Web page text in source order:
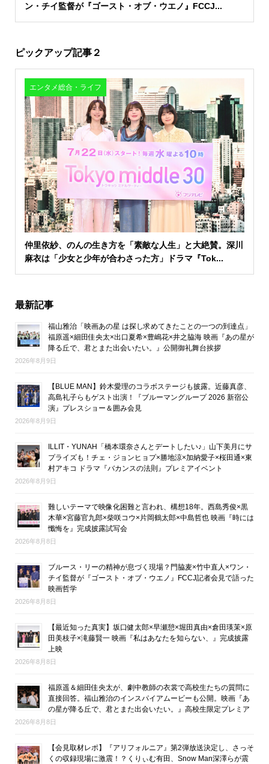
ン・チイ監督が『ゴースト・オブ・ウエノ』FCCJ...
ピックアップ記事２
エンタメ総合・ライフ
仲里依紗、のんの生き方を「素敵な人生」と大絶賛。深川
麻衣は「少女と少年が合わさった方」ドラマ『Tok...
最新記事
福山雅治「映画あの星 は探し求めてきたことの一つの到達点」
福原遥×細田佳央太×出口夏希×豊嶋花×井之脇海 映画『あの星が
降る丘で、君とまた出会いたい。』公開御礼舞台挨拶
2026年8月9日
【BLUE MAN】鈴木愛理のコラボステージも披露。近藤真彦、
高島礼子らもゲスト出演！『ブルーマングループ 2026 新宿公
演』プレスショー＆囲み会見
2026年8月9日
ILLIT・YUNAH「橋本環奈さんとデートしたい♪」山下美月にサ
プライズも！チェ・ジョンヒョプ×勝地涼×加納愛子×桜田通×東
村アキコ ドラマ『バカンスの法則』プレミアイベント
2026年8月9日
難しいテーマで映像化困難と言われ、構想18年。西島秀俊×黒
木華×宮藤官九郎×柴咲コウ×片岡鶴太郎×中島哲也 映画『時には
懺悔を』完成披露試写会
2026年8月8日
ブルース・リーの精神が息づく現場？門脇麦×竹中直人×ワン・
チイ監督が『ゴースト・オブ・ウエノ』FCCJ記者会見で語った
映画哲学
2026年8月8日
【最近知った真実】坂口健太郎×早瀬憩×堀田真由×倉田瑛茉×原
田美枝子×滝藤賢一 映画『私はあなたを知らない、』完成披露
上映
2026年8月8日
福原遥＆細田佳央太が、劇中教師の衣裳で高校生たちの質問に
直接回答。福山雅治のインスパイアムービーも公開。映画『あ
の星が降る丘で、君とまた出会いたい。』高校生限定プレミア
2026年8月8日
【会見取材レポ】『アリフォルニア』第2弾放送決定し、さっそ
くの収録現場に激震！？くりぃむ有田、Snow Man深澤らが震